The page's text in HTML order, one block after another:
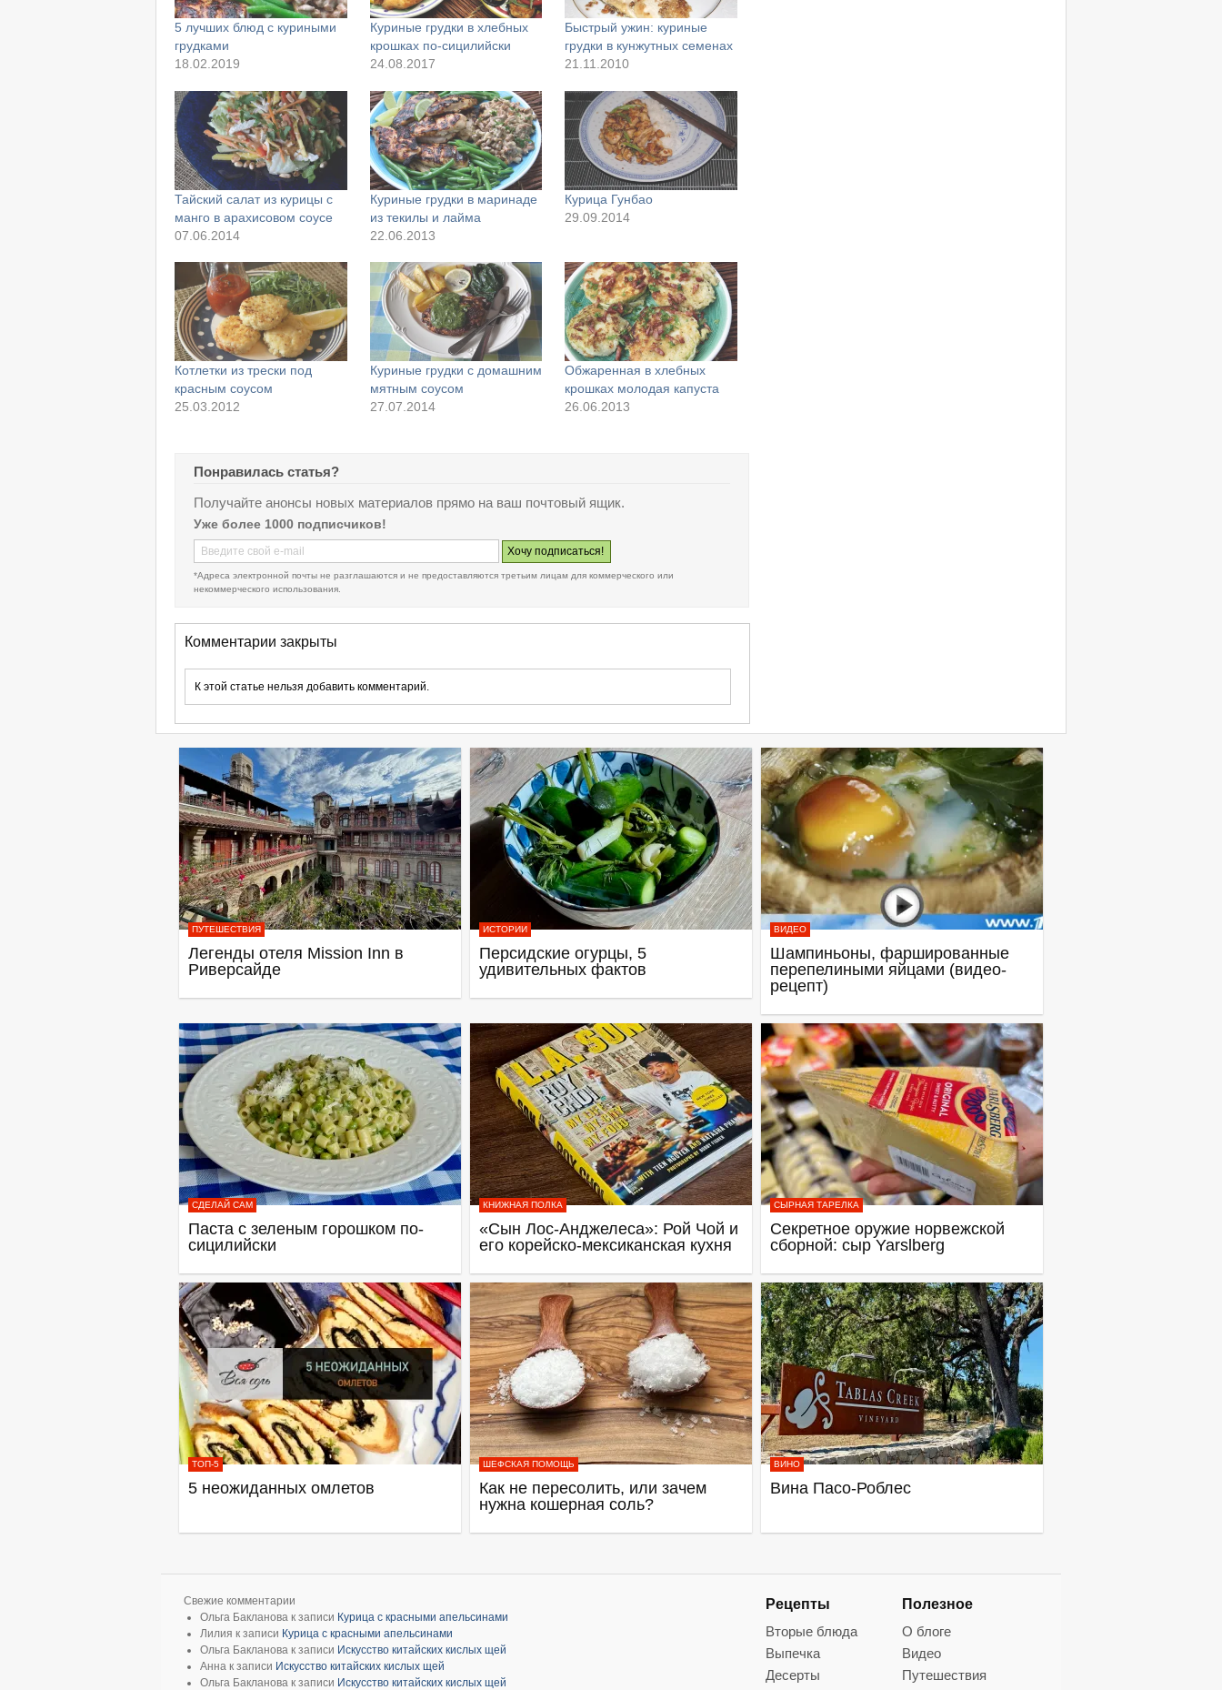
5 лучших блюд с куриными
грудками
18.02.2019
Куриные грудки в хлебных
крошках по-сицилийски
24.08.2017
Быстрый ужин: куриные
грудки в кунжутных семенах
21.11.2010
Тайский салат из курицы с
манго в арахисовом соусе
07.06.2014
Куриные грудки в маринаде
из текилы и лайма
22.06.2013
Курица Гунбао
29.09.2014
Котлетки из трески под
красным соусом
25.03.2012
Куриные грудки с домашним
мятным соусом
27.07.2014
Обжаренная в хлебных
крошках молодая капуста
26.06.2013
Понравилась статья?
Получайте анонсы новых материалов прямо на ваш почтовый ящик.
Уже более 1000 подписчиков!
*Адреса электронной почты не разглашаются и не предоставляются третьим лицам для коммерческого или
некоммерческого использования.
Комментарии закрыты
К этой статье нельзя добавить комментарий.
ПУТЕШЕСТВИЯ
Легенды отеля Mission Inn в
Риверсайде
ИСТОРИИ
Персидские огурцы, 5
удивительных фактов
ВИДЕО
Шампиньоны, фаршированные
перепелиными яйцами (видео-
рецепт)
СДЕЛАЙ САМ
Паста с зеленым горошком по-
сицилийски
КНИЖНАЯ ПОЛКА
«Сын Лос-Анджелеса»: Рой Чой и
его корейско-мексиканская кухня
СЫРНАЯ ТАРЕЛКА
Секретное оружие норвежской
сборной: сыр Yarslberg
ТОП-5
5 неожиданных омлетов
ШЕФСКАЯ ПОМОЩЬ
Как не пересолить, или зачем
нужна кошерная соль?
ВИНО
Вина Пасо-Роблес
Свежие комментарии
Ольга Бакланова к записи Курица с красными апельсинами
Лилия к записи Курица с красными апельсинами
Ольга Бакланова к записи Искусство китайских кислых щей
Анна к записи Искусство китайских кислых щей
Ольга Бакланова к записи Искусство китайских кислых щей
Рецепты
Вторые блюда
Выпечка
Десерты
Полезное
О блоге
Видео
Путешествия